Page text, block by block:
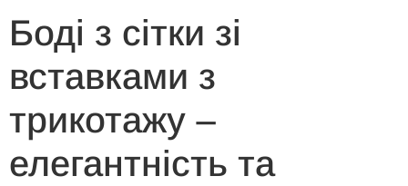
Боді з сітки зі
вставками з
трикотажу –
елегантність та